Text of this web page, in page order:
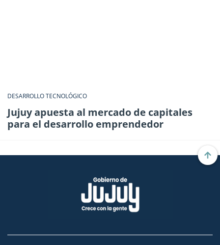
DESARROLLO TECNOLÓGICO
Jujuy apuesta al mercado de capitales
para el desarrollo emprendedor